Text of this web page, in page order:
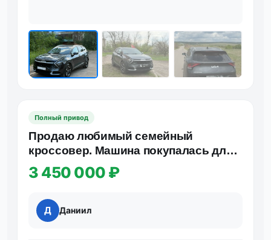
Полный привод
Продаю любимый семейный
кроссовер. Машина покупалась для
себя, ухаживали как за членом сем…
3 450 000 ₽
Д Даниил